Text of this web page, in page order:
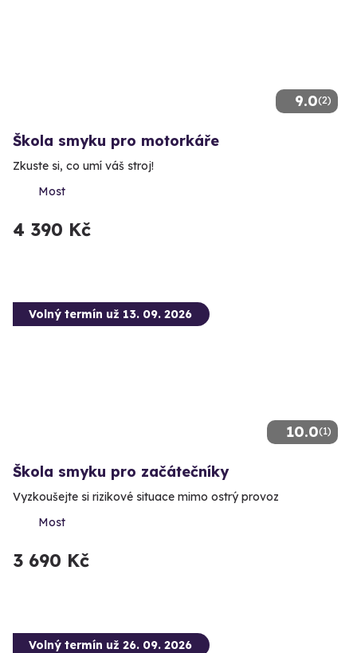
9.0(2)
Škola smyku pro motorkáře
Zkuste si, co umí váš stroj!
Most
4 390 Kč
10.0(1)
Volný termín už 13. 09. 2026
Škola smyku pro začátečníky
Vyzkoušejte si rizikové situace mimo ostrý provoz
Most
3 690 Kč
Volný termín už 26. 09. 2026